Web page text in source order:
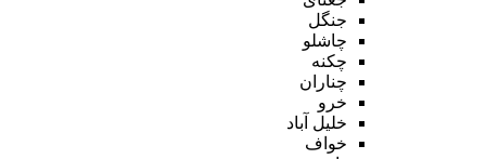
جنگل
چاشلو
چکنه
چناران
خرو
خلیل آباد
خواف